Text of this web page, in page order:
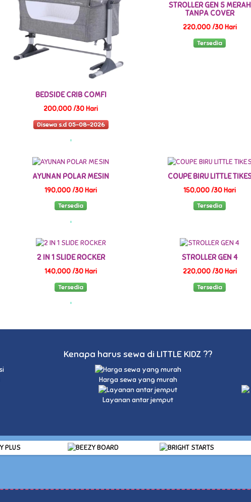
BEDSIDE CRIB COMFI
200,000 /30 Hari
Disewa s.d 05-08-2026
STROLLER GEN 5 MERAH
TANPA COVER
220,000 /30 Hari
Tersedia
AYUNAN POLAR MESIN
190,000 /30 Hari
Tersedia
COUPE BIRU LITTLE
150,000 /30 Hari
Tersedia
2 IN 1 SLIDE ROCKER
140,000 /30 Hari
Tersedia
STROLLER GEN 4
220,000 /30 Hari
Tersedia
Kenapa harus sewa di LITTLE KIDZ ??
Harga sewa yang murah
Layanan antar jemput